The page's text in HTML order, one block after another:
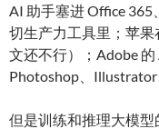
AI 助手塞进 Office
切生产力工具里；苹果
文还不行）；Adobe
Photoshop、Illustrator
但是训练和推理大模